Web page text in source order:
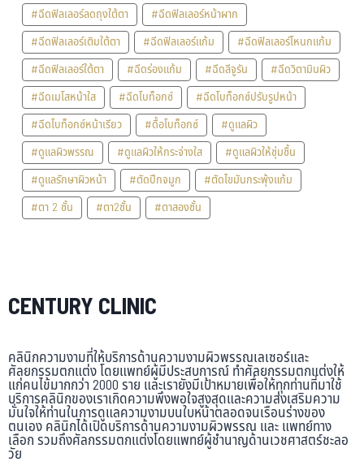
#ฉีดฟิลเลอร์ลดถุงใต้ตา
#ฉีดฟิลเลอร์หน้าผาก
#ฉีดฟิลเลอร์เติมใต้ตา
#ฉีดฟิลเลอร์แก้ม
#ฉีดฟิลเลอร์โหนกแก้ม
#ฉีดฟิลเลอร์ใต้ตา
#ฉีดร่องแก้ม #ฉีดลีจูรัน
#ฉีดวิตามินผิว
#ฉีดเมโสหน้าใส
#ฉีดโบท็อกซ์
#ฉีดโบท็อกซ์ปรับรูปหน้า
#ฉีดโบท็อกซ์หน้าเรียว
#ดื้อโบท็อกซ์
#ดูแลผิว
#ดูแลผิวพรรณ
#ดูแลผิวให้กระจ่างใส
#ดูแลผิวให้ชุ่มชื้น
#ดูแลรักษาผิวหน้า
#ตัดปีกจมูก
#ตัดไขมันกระพุ้งแก้ม
#ตา 2 ชั้น
#ตา2ชั้น #ตาสองชั้น
CENTURY CLINIC
คลินิกความงามที่ให้บริการด้านความงามผิวพรรณเลเซอร์และ
ศัลยกรรมตกแต่ง โดยแพทย์ผู้มีประสบการณ์ ทำศัลยกรรมตกแต่งให้
แก่คนไข้มากกว่า 2000 ราย และเรายังมีเป้าหมายเพื่อให้ทุกท่านที่มาใช้
บริการคลินิกของเราเกิดความพึงพอใจสูงสุดและความส่งเสริมความ
มั่นใจให้ท่านในการดูแลความงามบนใบหน้าตลอดจนเรือนร่างของ
ตนเอง คลินิกได้เปิดบริการด้านความงามผิวพรรณ และ แพทย์ทาง
เลือก รวมถึงศัลกรรมตกแต่งโดยแพทย์ผู้ชำนาญด้านเวชศาสตร์ชะลอ
วัย